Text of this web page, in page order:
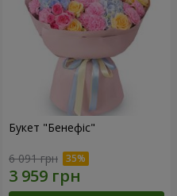
Букет "Бенефіс"
6 091 грн